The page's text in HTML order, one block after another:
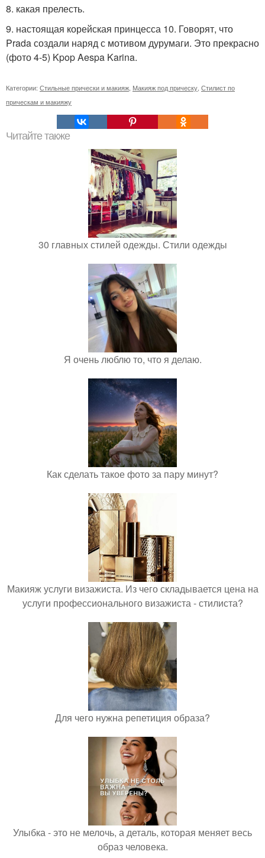
8. какая прелесть.
9. настоящая корейская принцесса 10. Говорят, что
Prada создали наряд с мотивом дурумаги. Это прекрасно
(фото 4-5) Kpop Aespa Karina.
Категории: Стильные прически и макияж Макияж под прическу Стилист по
прическам и макияжу
Читайте также
30 главных стилей одежды. Стили одежды
Я очень люблю то, что я делаю.
Как сделать такое фото за пару минут?
Макияж услуги визажиста. Из чего складывается цена на
услуги профессионального визажиста - стилиста?
Для чего нужна репетиция образа?
Улыбка - это не мелочь, а деталь, которая меняет весь
образ человека.